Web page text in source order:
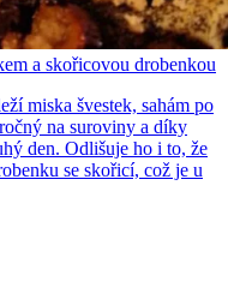
a skořicovou drobenkou
miska švestek, sahám po
na suroviny a díky
den. Odlišuje ho i to, že
se skořicí, což je u